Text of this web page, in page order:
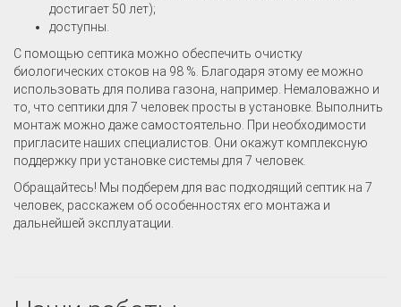
достигает 50 лет);
доступны.
С помощью септика можно обеспечить очистку
биологических стоков на 98 %. Благодаря этому ее можно
использовать для полива газона, например. Немаловажно и
то, что септики для 7 человек просты в установке. Выполнить
монтаж можно даже самостоятельно. При необходимости
пригласите наших специалистов. Они окажут комплексную
поддержку при установке системы для 7 человек.
Обращайтесь! Мы подберем для вас подходящий септик на 7
человек, расскажем об особенностях его монтажа и
дальнейшей эксплуатации.